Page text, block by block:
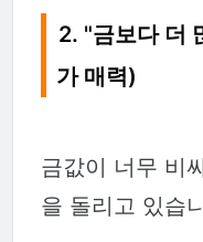
2. "금보다 더
가 매력)
금값이 너무 비
을 돌리고 있습